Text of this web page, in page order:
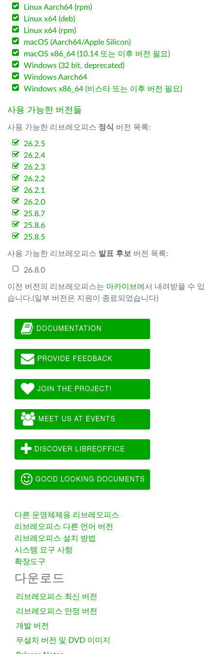
Linux Aarch64 (rpm)
Linux x64 (deb)
Linux x64 (rpm)
macOS (Aarch64/Apple Silicon)
macOS x86_64 (10.14 또는 이후 버전 필요)
Windows (32 bit, deprecated)
Windows Aarch64
Windows x86_64 (비스타 또는 이후 버전 필요)
사용 가능한 버전들
사용 가능한 리브레오피스 정식 버전 목록:
26.2.5
26.2.4
26.2.3
26.2.2
26.2.1
26.2.0
25.8.7
25.8.6
25.8.5
사용 가능한 리브레오피스 발표 후보 버전 목록:
26.8.0
이전 버전의 리브레오피스는 아카이브 에서 내려받을 수 있
습니다.(일부 버전은 지원이 종료되었습니다)
DOCUMENTATION
PROVIDE FEEDBACK
JOIN THE PROJECT!
MEET US AT EVENTS
DISCOVER LIBREOFFICE
GOOD LOOKING DOCUMENTS
다른 운영체제용 리브레오피스
리브레오피스 다른 언어 버전
리브레오피스 설치 방법
시스템 요구 사항
확장도구
다운로드
리브레오피스 최신 버전
리브레오피스 안정 버전
개발 버전
무설치 버전 및 DVD 이미지